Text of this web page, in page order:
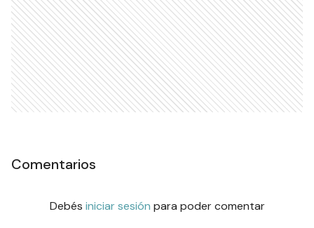
Comentarios
Debés iniciar sesión para poder comentar